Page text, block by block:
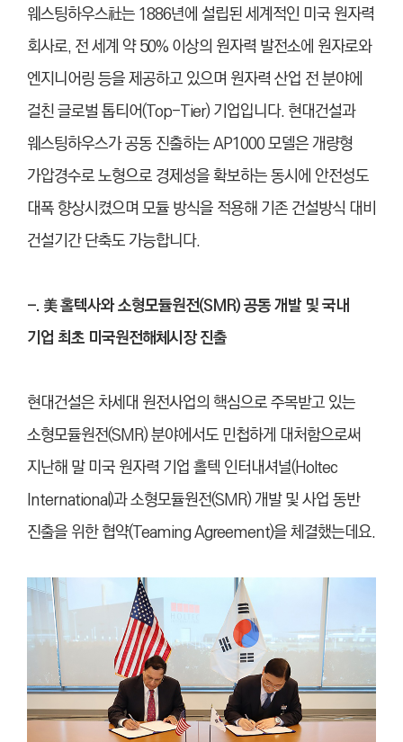
웨스팅하우스社는 1886년에 설립된 세계적인 미국 원자력
회사로, 전 세계 약 50% 이상의 원자력 발전소에 원자로와
엔지니어링 등을 제공하고 있으며 원자력 산업 전 분야에
걸친 글로벌 톱티어(Top-Tier) 기업입니다. 현대건설과
웨스팅하우스가 공동 진출하는 AP1000 모델은 개량형
가압경수로 노형으로 경제성을 확보하는 동시에 안전성도
대폭 향상시켰으며 모듈 방식을 적용해 기존 건설방식 대비
건설기간 단축도 가능합니다.
-. 美 홀텍사와 소형모듈원전(SMR) 공동 개발 및 국내
기업 최초 미국원전해체시장 진출
현대건설은 차세대 원전사업의 핵심으로 주목받고 있는
소형모듈원전(SMR) 분야에서도 민첩하게 대처함으로써
지난해 말 미국 원자력 기업 홀텍 인터내셔널(Holtec
International)과 소형모듈원전(SMR) 개발 및 사업 동반
진출을 위한 협약(Teaming Agreement)을 체결했는데요.